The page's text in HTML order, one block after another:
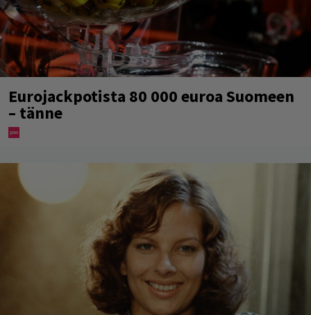
Eurojackpotista 80 000 euroa Suomeen
– tänne